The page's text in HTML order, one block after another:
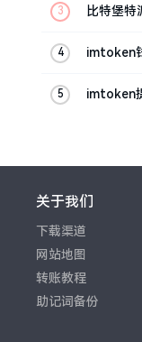
比特堡特
imtoken
imtoken
关于我们
下载渠道
网站地图
转账教程
助记词备份